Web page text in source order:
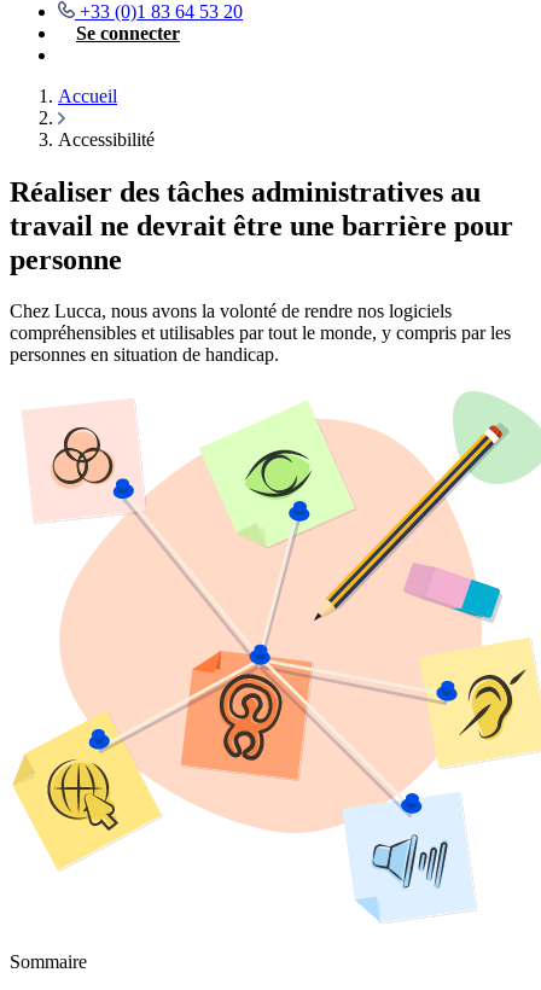
+33 (0)1 83 64 53 20
Se connecter
Accueil
Accessibilité
Réaliser des tâches administratives au
travail ne devrait être une barrière pour
personne
Chez Lucca, nous avons la volonté de rendre nos logiciels
compréhensibles et utilisables par tout le monde, y compris par les
personnes en situation de handicap.
Sommaire